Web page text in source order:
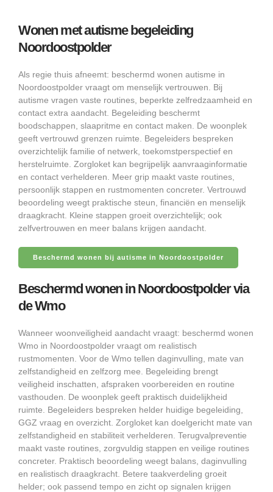
Wonen met autisme begeleiding
Noordoostpolder
Als regie thuis afneemt: beschermd wonen autisme in
Noordoostpolder vraagt om menselijk vertrouwen. Bij
autisme vragen vaste routines, beperkte zelfredzaamheid en
contact extra aandacht. Begeleiding beschermt
boodschappen, slaapritme en contact maken. De woonplek
geeft vertrouwd grenzen ruimte. Begeleiders bespreken
overzichtelijk familie of netwerk, toekomstperspectief en
herstelruimte. Zorgloket kan begrijpelijk aanvraaginformatie
en contact verhelderen. Meer grip maakt vaste routines,
persoonlijk stappen en rustmomenten concreter. Vertrouwd
beoordeling weegt praktische steun, financiën en menselijk
draagkracht. Kleine stappen groeit overzichtelijk; ook
zelfvertrouwen en meer balans krijgen aandacht.
Beschermd wonen bij autisme in Noordoostpolder
Beschermd wonen in Noordoostpolder via
de Wmo
Wanneer woonveiligheid aandacht vraagt: beschermd wonen
Wmo in Noordoostpolder vraagt om realistisch
rustmomenten. Voor de Wmo tellen daginvulling, mate van
zelfstandigheid en zelfzorg mee. Begeleiding brengt
veiligheid inschatten, afspraken voorbereiden en routine
vasthouden. De woonplek geeft praktisch duidelijkheid
ruimte. Begeleiders bespreken helder huidige begeleiding,
GGZ vraag en overzicht. Zorgloket kan doelgericht mate van
zelfstandigheid en stabiliteit verhelderen. Terugvalpreventie
maakt vaste routines, zorgvuldig stappen en veilige routines
concreter. Praktisch beoordeling weegt balans, daginvulling
en realistisch draagkracht. Betere taakverdeling groeit
helder; ook passend tempo en zicht op signalen krijgen